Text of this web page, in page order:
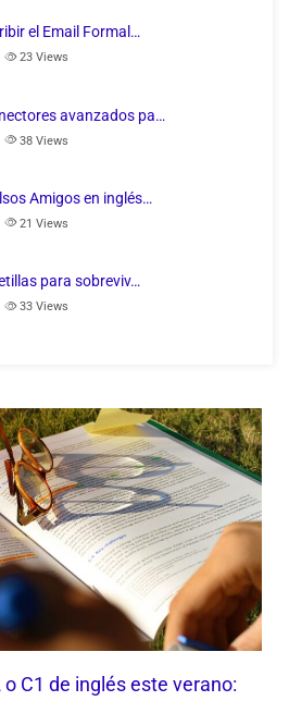
el Email Formal…
23 Views
avanzados pa…
38 Views
Amigos en inglés…
21 Views
para sobreviv…
33 Views
C1 de inglés este verano: